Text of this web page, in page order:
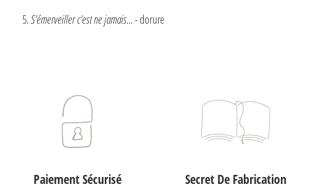
S’émerveiller c’est ne jamais…- dorure
Paiement Sécurisé Secret De Fabrication